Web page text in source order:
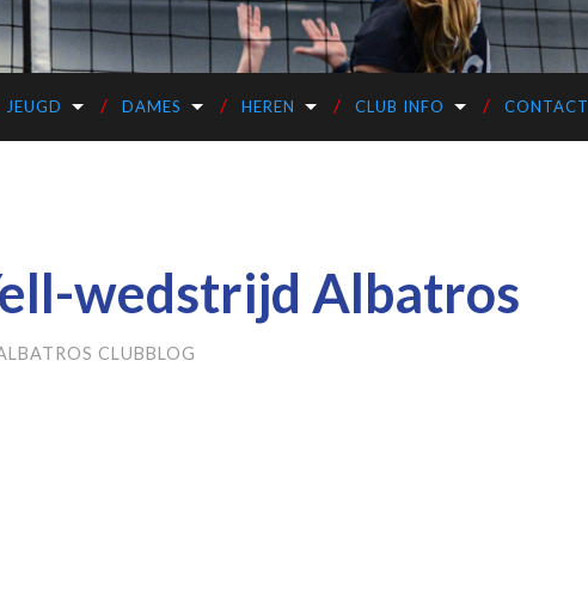
JEUGD DAMES HEREN CLUB INFO CONTACT
wedstrijd Albatros
CLUBBLOG